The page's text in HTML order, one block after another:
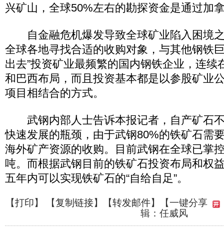
兴矿山，全球50%左右的勘探资金是通过加
自金融危机爆发导致全球矿业陷入困境
全球各地寻找合适的收购对象，与其他钢铁
出去”投资矿业最频繁的国内钢铁企业，连续
和巴西布局，而且投资基本都是以参股矿业
项目相结合的方式。
武钢内部人士告诉本报记者，自产矿石
快速发展的瓶颈，由于武钢80%的铁矿石需
海外矿产资源的收购。目前武钢在全球已掌
吨。而根据武钢目前的铁矿石投资布局和权
五年内可以实现铁矿石的“自给自足”。
【打印】 【复制链接】【转发邮件】
【一键分享
辑：任威风